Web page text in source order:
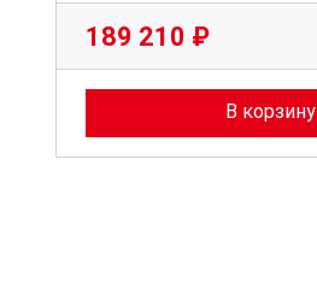
189 210 ₽
В корзину